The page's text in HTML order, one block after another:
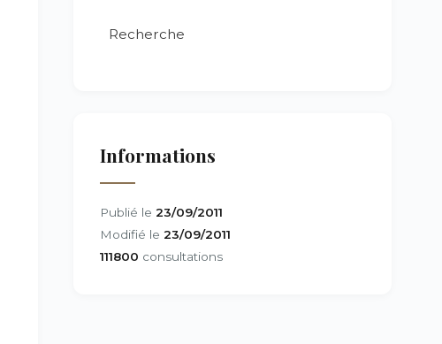
Recherche
Informations
Publié le 23/09/2011
Modifié le 23/09/2011
111800 consultations